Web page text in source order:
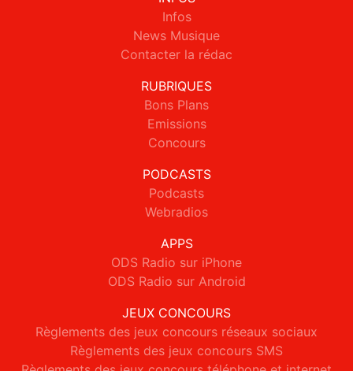
Infos
News Musique
Contacter la rédac
RUBRIQUES
Bons Plans
Emissions
Concours
PODCASTS
Podcasts
Webradios
APPS
ODS Radio sur iPhone
ODS Radio sur Android
JEUX CONCOURS
Règlements des jeux concours réseaux sociaux
Règlements des jeux concours SMS